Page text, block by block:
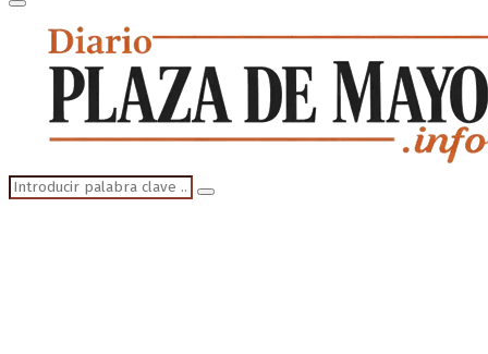
Primary
Menu
Search
for:
Search